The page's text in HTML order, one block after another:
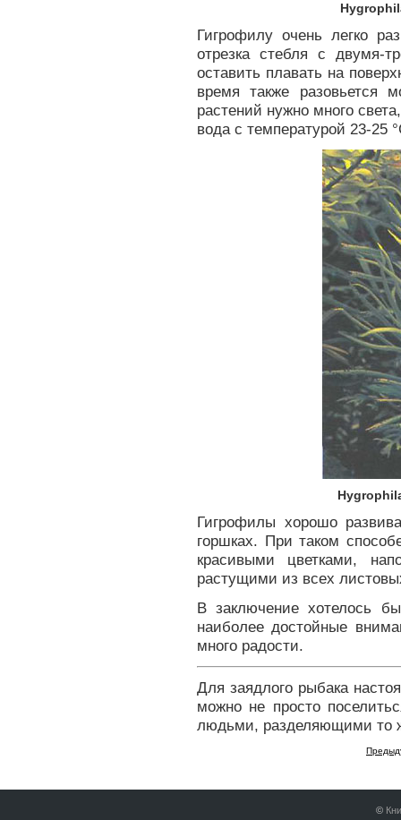
Гигрофилу очень легко
отрезка стебля с двумя-
оставить плавать на
время также разовьется
растений нужно много
вода с температурой 23-25
Гигрофилы хорошо
горшках. При таком
красивыми цветками,
растущими из всех
В заключение хотелось
наиболее достойные
много радости.
Для заядлого рыбака
можно не просто
людьми, разделяющими то
©